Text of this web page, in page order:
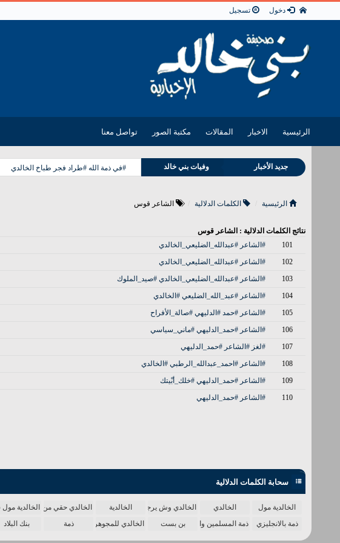
دخول تسجيل
الرئيسية الاخبار المقالات مكتبة الصور تواصل معنا
جديد الأخبار وفيات بني خالد #في ذمة الله #طراد فجر طباخ الخالدي
الرئيسية الكلمات الدلالية الشاعر قوس
نتائج الكلمات الدلالية : الشاعر قوس
101
#الشاعر #عبدالله_الضليعي_الخالدي
102
#الشاعر #عبدالله_الضليعي_الخالدي
103
#الشاعر #عبدالله_الضليعي_الخالدي #صيد_الملوك
104
#الشاعر #عبد_الله_الضليعي #الخالدي
105
#الشاعر #حمد #الدليهي #صالة_الأفراح
106
#الشاعر #حمد_الدليهي #ماني_سياسي
107
#لغز #الشاعر #حمد_الدليهي
108
#الشاعر #احمد_عبدالله_الرطبي #الخالدي
109
#الشاعر #حمد_الدليهي #خلك_أبْيتك
110
#الشاعر #حمد_الدليهي
سحابة الكلمات الدلالية
الخالدية مول الخالدي الخالدي وش يرجع الخالدية الخالدي حقي من الدنياالخالدية مول
ذمة بالانجليزي
ذمة المسلمين واحدة بن بست الخالدي للمجوهرات ذمة بنك البلاد